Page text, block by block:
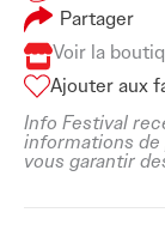
Partager
Voir la
Ajouter aux
Info Festival
informations de
vous garantir